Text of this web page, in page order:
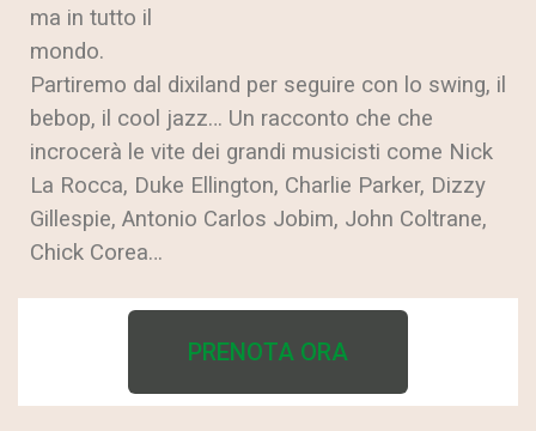
ma in tutto il
mondo.
Partiremo dal dixiland per seguire con lo swing, il
bebop, il cool jazz… Un racconto che che
incrocerà le vite dei grandi musicisti come Nick
La Rocca, Duke Ellington, Charlie Parker, Dizzy
Gillespie, Antonio Carlos Jobim, John Coltrane,
Chick Corea…
PRENOTA ORA